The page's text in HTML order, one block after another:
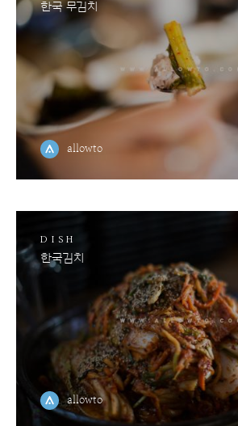
한국 무김치
allowto
DISH
한국김치
allowto